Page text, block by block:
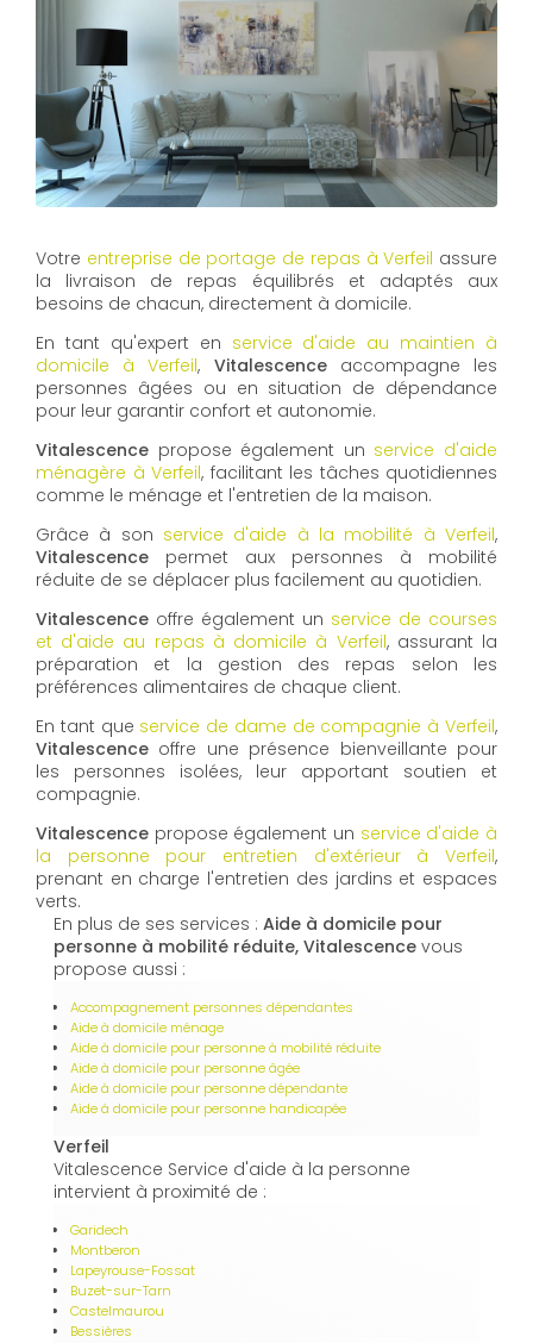
Votre entreprise de portage de repas à Verfeil assure
la livraison de repas équilibrés et adaptés aux
besoins de chacun, directement à domicile.
En tant qu'expert en service d'aide au maintien à
domicile à Verfeil, Vitalescenceaccompagne les
personnes âgées ou en situation de dépendance
pour leur garantir confort et autonomie.
Vitalescence propose également un service d'aide
ménagère à Verfeil, facilitant les tâches quotidiennes
comme le ménage et l'entretien de la maison.
Grâce à son service d'aide à la mobilité à Verfeil,
Vitalescence permet aux personnes à mobilité
réduite de se déplacer plus facilement au quotidien.
Vitalescence offre également un service de courses
et d'aide au repas à domicile à Verfeil, assurant la
préparation et la gestion des repas selon les
préférences alimentaires de chaque client.
En tant que service de dame de compagnie à Verfeil,
Vitalescence offre une présence bienveillante pour
les personnes isolées, leur apportant soutien et
compagnie.
Vitalescence propose également un service d'aide à
la personne pour entretien d'extérieur à Verfeil,
prenant en charge l'entretien des jardins et espaces
verts.
En plus de ses services : Aide à domicile pour
personne à mobilité réduite, Vitalescence vous
propose aussi :
Accompagnement personnes dépendantes
Aide à domicile ménage
Aide à domicile pour personne à mobilité réduite
Aide à domicile pour personne âgée
Aide à domicile pour personne dépendante
Aide à domicile pour personne handicapée
Verfeil
Vitalescence Service d'aide à la personne
intervient à proximité de :
Garidech
Montberon
Lapeyrouse-Fossat
Buzet-sur-Tarn
Castelmaurou
Bessières